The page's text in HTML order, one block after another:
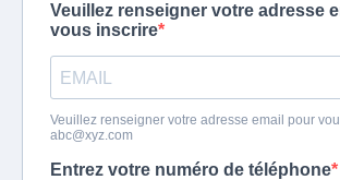
Veuillez renseigner votre adresse
vous inscrire
Veuillez renseigner votre adresse email pour
abc@xyz.com
Entrez votre numéro de téléphone